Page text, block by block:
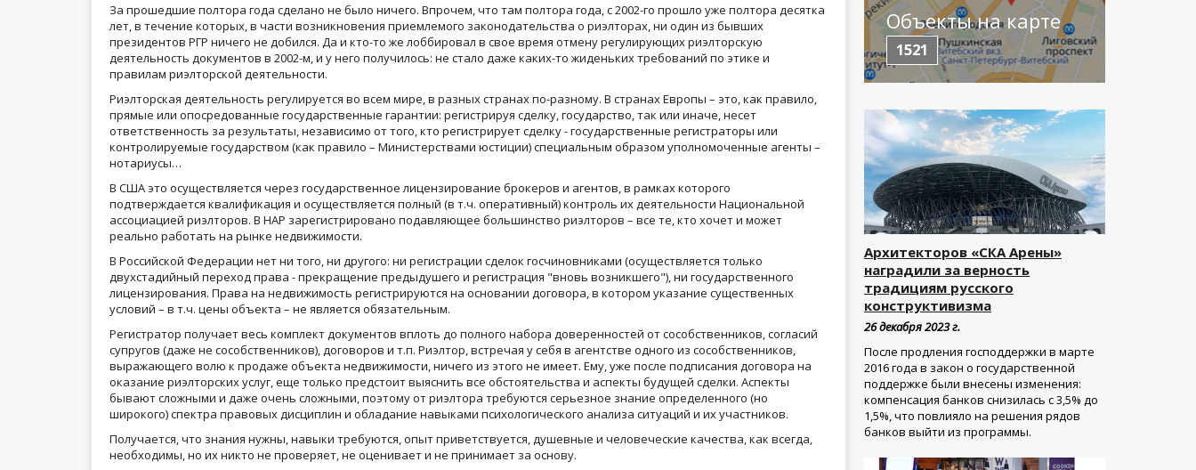
За прошедшие полтора года сделано не было ничего. Впрочем, что там полтора года, с 2002-го прошло уже полтора десятка
лет, в течение которых, в части возникновения приемлемого законодательства о риэлторах, ни один из бывших
президентов РГР ничего не добился. Да и кто-то же лоббировал в свое время отмену регулирующих риэлторскую
деятельность документов в 2002-м, и у него получилось: не стало даже каких-то жиденьких требований по этике и
правилам риэлторской деятельности.
Риэлторская деятельность регулируется во всем мире, в разных странах по-разному. В странах Европы – это, как правило,
прямые или опосредованные государственные гарантии: регистрируя сделку, государство, так или иначе, несет
ответственность за результаты, независимо от того, кто регистрирует сделку - государственные регистраторы или
контролируемые государством (как правило – Министерствами юстиции) специальным образом уполномоченные агенты –
нотариусы…
В США это осуществляется через государственное лицензирование брокеров и агентов, в рамках которого
подтверждается квалификация и осуществляется полный (в т.ч. оперативный) контроль их деятельности Национальной
ассоциацией риэлторов. В НАР зарегистрировано подавляющее большинство риэлторов – все те, кто хочет и может
реально работать на рынке недвижимости.
В Российской Федерации нет ни того, ни другого: ни регистрации сделок госчиновниками (осуществляется только
двухстадийный переход права - прекращение предыдушего и регистрация "вновь возникшего"), ни государственного
лицензирования. Права на недвижимость регистрируются на основании договора, в котором указание существенных
условий – в т.ч. цены объекта – не является обязательным.
Регистратор получает весь комплект документов вплоть до полного набора доверенностей от сособственников, согласий
супругов (даже не сособственников), договоров и т.п. Риэлтор, встречая у себя в агентстве одного из сособственников,
выражающего волю к продаже объекта недвижимости, ничего из этого не имеет. Ему, уже после подписания договора на
оказание риэлторских услуг, еще только предстоит выяснить все обстоятельства и аспекты будущей сделки. Аспекты
бывают сложными и даже очень сложными, поэтому от риэлтора требуются серьезное знание определенного (но
широкого) спектра правовых дисциплин и обладание навыками психологического анализа ситуаций и их участников.
Получается, что знания нужны, навыки требуются, опыт приветствуется, душевные и человеческие качества, как всегда,
необходимы, но их никто не проверяет, не оценивает и не принимает за основу.
Объекты на карте
1521
Архитекторов «СКА Арены»
наградили за верность
традициям русского
конструктивизма
26 декабря 2023 г.
После продления господдержки в марте
2016 года в закон о государственной
поддержке были внесены изменения:
компенсация банков снизилась с 3,5% до
1,5%, что повлияло на решения рядов
банков выйти из программы.